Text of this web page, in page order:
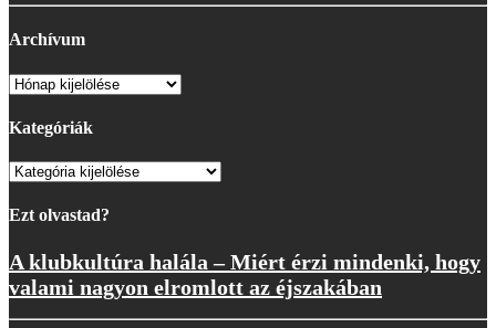
Archívum
Archívum
Kategóriák
Kategóriák
Ezt olvastad?
A klubkultúra halála – Miért érzi mindenki, hogy
valami nagyon elromlott az éjszakában